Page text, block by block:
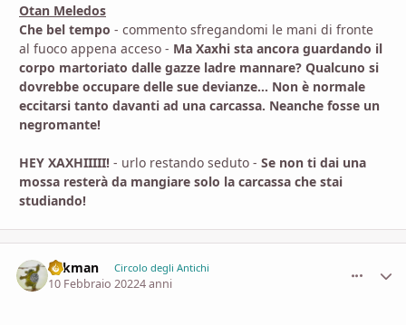
Otan Meledos
Che bel tempo - commento sfregandomi le mani di fronte
al fuoco appena acceso - Ma Xaxhi sta ancora guardando il
corpo martoriato dalle gazze ladre mannare? Qualcuno si
dovrebbe occupare delle sue devianze... Non è normale
eccitarsi tanto davanti ad una carcassa. Neanche fosse un
negromante!
HEY XAXHIIIII! - urlo restando seduto - Se non ti dai una
mossa resterà da mangiare solo la carcassa che stai
studiando!
aykman Circolo degli Antichi
10 Febbraio 20224 anni